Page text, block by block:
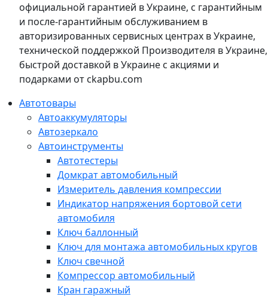
официальной гарантией в Украине, с гарантийным
и после-гарантийным обслуживанием в
авторизированных сервисных центрах в Украине,
технической поддержкой Производителя в Украине,
быстрой доставкой в Украине с акциями и
подарками от ckapbu.com
Автотовары
Автоаккумуляторы
Автозеркало
Автоинструменты
Автотестеры
Домкрат автомобильный
Измеритель давления компрессии
Индикатор напряжения бортовой сети
автомобиля
Ключ баллонный
Ключ для монтажа автомобильных кругов
Ключ свечной
Компрессор автомобильный
Кран гаражный